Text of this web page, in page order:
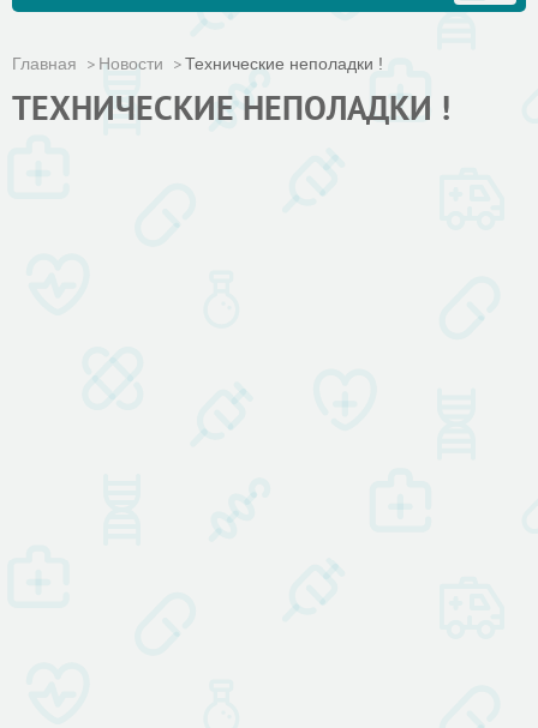
Главная Новости Технические неполадки !
ТЕХНИЧЕСКИЕ НЕПОЛАДКИ !